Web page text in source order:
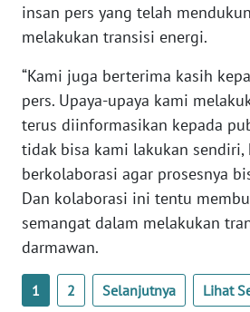
insan pers yang telah
melakukan transisi energi.
“Kami juga berterima kasih
pers. Upaya-upaya kami
terus diinformasikan kepada
tidak bisa kami lakukan sendiri,
berkolaborasi agar prosesnya
Dan kolaborasi ini tentu
semangat dalam melakukan
darmawan.
1 2 Selanjutnya Lihat
WN
SUMBAR
WN
SUMSEL
WN
BENGKULU
WN
JATENG